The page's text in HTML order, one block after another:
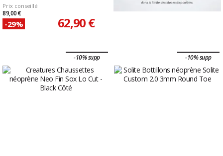
Prix conseillé
89,00 €
-29% 62,90 €
-10% supp -10% supp